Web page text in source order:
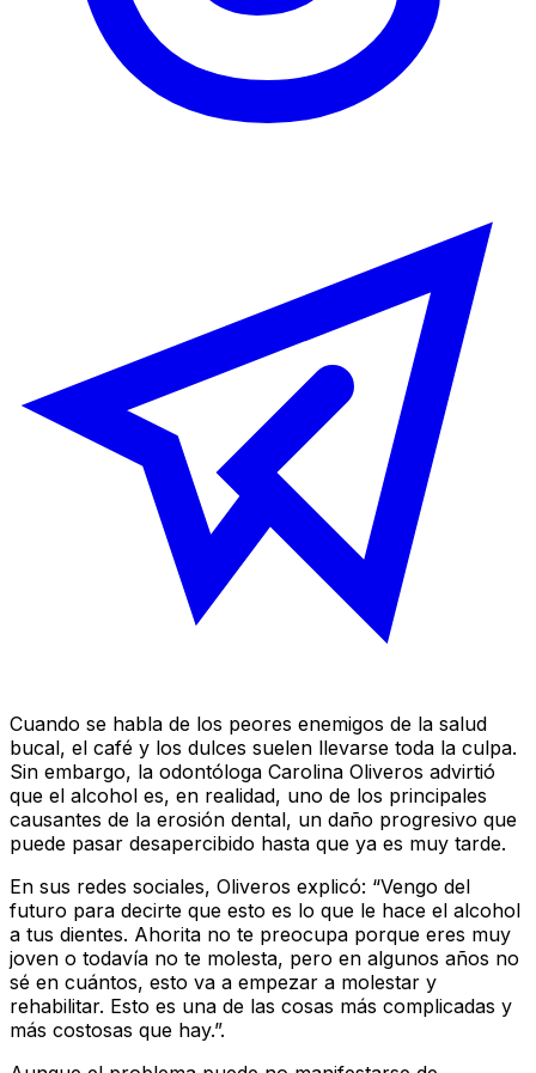
Cuando se habla de los peores enemigos de la salud
bucal, el café y los dulces suelen llevarse toda la culpa.
Sin embargo, la odontóloga Carolina Oliveros advirtió
que el alcohol es, en realidad, uno de los principales
causantes de la erosión dental, un daño progresivo que
puede pasar desapercibido hasta que ya es muy tarde.
En sus redes sociales, Oliveros explicó: “Vengo del
futuro para decirte que esto es lo que le hace el alcohol
a tus dientes. Ahorita no te preocupa porque eres muy
joven o todavía no te molesta, pero en algunos años no
sé en cuántos, esto va a empezar a molestar y
rehabilitar. Esto es una de las cosas más complicadas y
más costosas que hay.”.